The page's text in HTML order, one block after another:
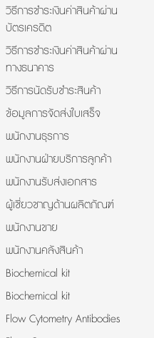
วิธีการชำระเงินค่าสินค้าผ่าน
บัตรเครดิต
วิธีการชำระเงินค่าสินค้าผ่าน
ทางธนาคาร
วิธีการนัดรับชำระสินค้า
ข้อมูลการจัดส่งใบเสร็จ
พนักงานธุรการ
พนักงานฝ่ายบริการลูกค้า
พนักงานรับส่งเอกสาร
ผู้เชี่ยวชาญด้านผลิตภัณฑ์
พนักงานขาย
พนักงานคลังสินค้า
Biochemical kit
Biochemical kit
Flow Cytometry Antibodies